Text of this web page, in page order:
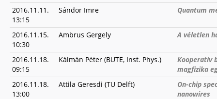
2016.11.11.
13:15
Sándor Imre Quantum
2016.11.15.
10:30
Ambrus Gergely A véletlen
2016.11.18.
09:15
Kálmán Péter (BUTE, Inst. Phys.)
Kooperatív
magfizika
2016.11.18.
13:00
Attila Geresdi (TU Delft)
On-chip
nanowires